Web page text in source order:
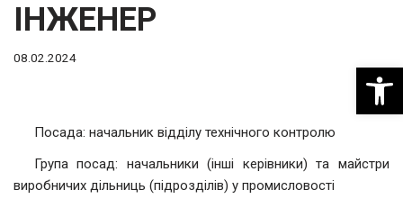
ІНЖЕНЕР
08.02.2024
Посада: начальник відділу технічного контролю
Група посад: начальники (інші керівники) та майстри
виробничих дільниць (підрозділів) у промисловості